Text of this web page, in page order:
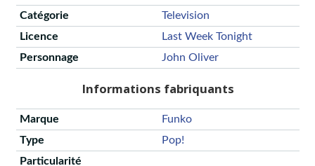
Catégorie
Television
Licence
Last Week Tonight
Personnage
John Oliver
Informations fabriquants
Marque
Funko
Type
Pop!
Particularité